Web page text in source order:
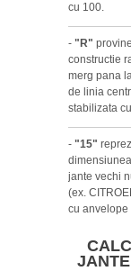
cu 100.
- "R"
constructie
merg pana
de linia
stabilizata
- "15"
jante vechi
(ex.
cu anvelope